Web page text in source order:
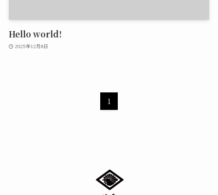
Hello world!
2025年12月8日
1